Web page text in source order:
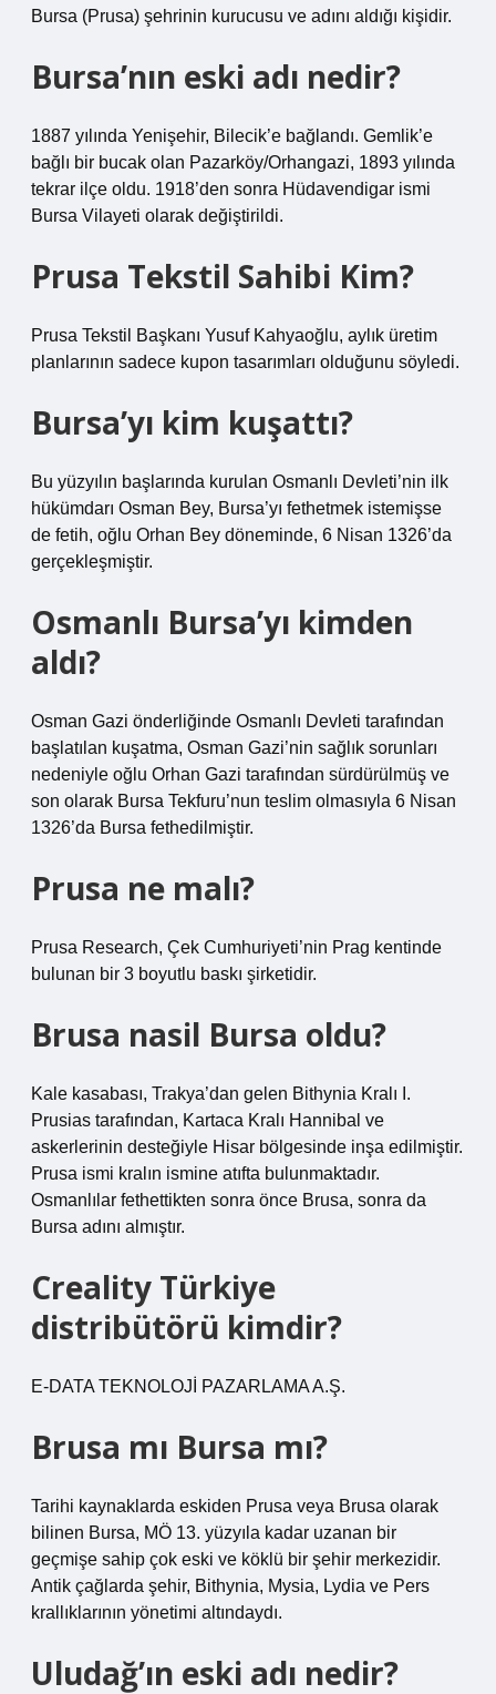
Bursa (Prusa) şehrinin kurucusu ve adını aldığı kişidir.
Bursa’nın eski adı nedir?
1887 yılında Yenişehir, Bilecik’e bağlandı. Gemlik’e
bağlı bir bucak olan Pazarköy/Orhangazi, 1893 yılında
tekrar ilçe oldu. 1918’den sonra Hüdavendigar ismi
Bursa Vilayeti olarak değiştirildi.
Prusa Tekstil Sahibi Kim?
Prusa Tekstil Başkanı Yusuf Kahyaoğlu, aylık üretim
planlarının sadece kupon tasarımları olduğunu söyledi.
Bursa’yı kim kuşattı?
Bu yüzyılın başlarında kurulan Osmanlı Devleti’nin ilk
hükümdarı Osman Bey, Bursa’yı fethetmek istemişse
de fetih, oğlu Orhan Bey döneminde, 6 Nisan 1326’da
gerçekleşmiştir.
Osmanlı Bursa’yı kimden
aldı?
Osman Gazi önderliğinde Osmanlı Devleti tarafından
başlatılan kuşatma, Osman Gazi’nin sağlık sorunları
nedeniyle oğlu Orhan Gazi tarafından sürdürülmüş ve
son olarak Bursa Tekfuru’nun teslim olmasıyla 6 Nisan
1326’da Bursa fethedilmiştir.
Prusa ne malı?
Prusa Research, Çek Cumhuriyeti’nin Prag kentinde
bulunan bir 3 boyutlu baskı şirketidir.
Brusa nasil Bursa oldu?
Kale kasabası, Trakya’dan gelen Bithynia Kralı I.
Prusias tarafından, Kartaca Kralı Hannibal ve
askerlerinin desteğiyle Hisar bölgesinde inşa edilmiştir.
Prusa ismi kralın ismine atıfta bulunmaktadır.
Osmanlılar fethettikten sonra önce Brusa, sonra da
Bursa adını almıştır.
Creality Türkiye
distribütörü kimdir?
E-DATA TEKNOLOJİ PAZARLAMA A.Ş.
Brusa mı Bursa mı?
Tarihi kaynaklarda eskiden Prusa veya Brusa olarak
bilinen Bursa, MÖ 13. yüzyıla kadar uzanan bir
geçmişe sahip çok eski ve köklü bir şehir merkezidir.
Antik çağlarda şehir, Bithynia, Mysia, Lydia ve Pers
krallıklarının yönetimi altındaydı.
Uludağ’ın eski adı nedir?